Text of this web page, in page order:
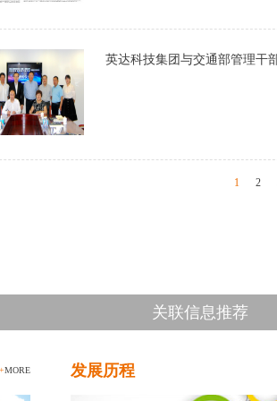
英达科技集团与交通部管理干
1 2
关联信息推荐
+MORE 发展历程